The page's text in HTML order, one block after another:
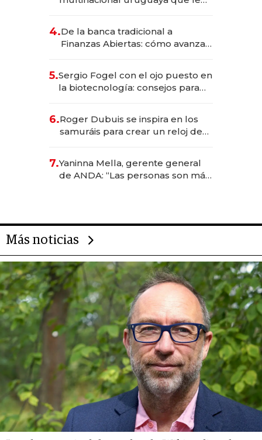
4.De la banca tradicional a
Finanzas Abiertas: cómo avanza
5.Sergio Fogel con el ojo puesto en
la biotecnología: consejos para
6.Roger Dubuis se inspira en los
samuráis para crear un reloj de
7.Yaninna Mella, gerente general
de ANDA: “Las personas son más
Más noticias